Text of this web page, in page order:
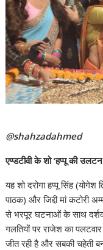
@shahzadahmed
एण्डटीवी के शो ‘हप्पू की
यह शो दरोगा हप्पू सिंह (योगेश
पाठक) और जिद्दी मां कटोरी
से भरपूर घटनाओं के साथ
गलतियों पर राजेश का
जीत रही है और सबकी चहेती